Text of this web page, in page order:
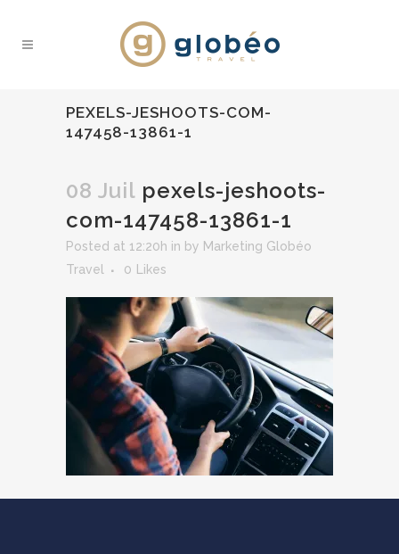
PEXELS-JESHOOTS-COM-
147458-13861-1
08 Juil pexels-jeshoots-
com-147458-13861-1
Posted at 12:20h in by Marketing Globéo
Travel
0 Likes